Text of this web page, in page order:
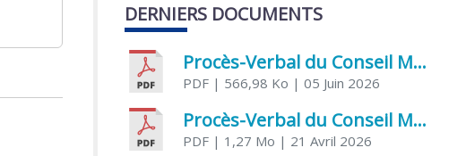
DERNIERS DOCUMENTS
Procès-Verbal du Conseil Municipal du 5 juin 2026
PDF | 566,98 Ko | 05 Juin 2026
Procès-Verbal du Conseil Municipal du 21 avril 2026
PDF | 1,27 Mo | 21 Avril 2026